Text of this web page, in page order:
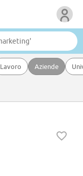
Lavoro Aziende